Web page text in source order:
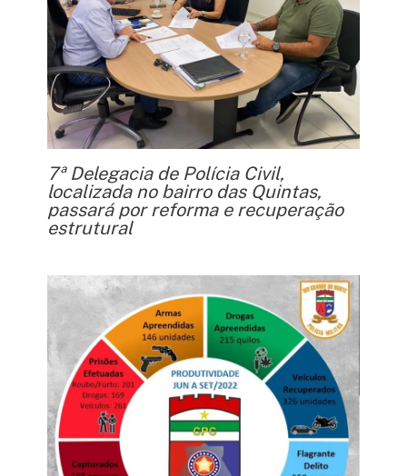
7ª Delegacia de Polícia Civil,
localizada no bairro das Quintas,
passará por reforma e recuperação
estrutural